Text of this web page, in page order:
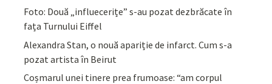
Foto: Două „influecerițe” s-au pozat dezbrăcate în
fața Turnului Eiffel
Alexandra Stan, o nouă apariție de infarct. Cum s-a
pozat artista în Beirut
Coșmarul unei tinere prea frumoase: “am corpul